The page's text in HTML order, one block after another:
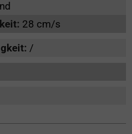
28 cm/s
/